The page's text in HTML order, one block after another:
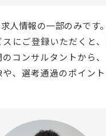
人情報の一部のみです。
にご登録いただくと
コンサルタントから、
や、選考通過のポイン